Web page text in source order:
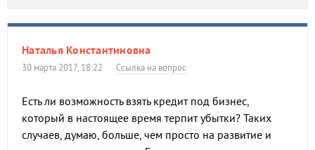
Наталья Константиновна
30 марта 2017, 18:22 Ссылка на вопрос
Есть ли возможность взять кредит под бизнес,
который в настоящее время терпит убытки? Таких
случаев, думаю, больше, чем просто на развитие и